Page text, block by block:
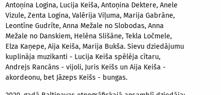
Antoņina Logina, Lucija Keiša, Antoņina Dektere, Anele
Vizule, Zenta Logina, Valērija Viļuma, Marija Gabrāne,
Leontīne Gudrīte, Anna Mežale no Slobodas, Anna
Mežale no Danskiem, Helēna Slišāne, Tekla Ločmele,
Elza Kaņepe, Aija Keiša, Marija Bukša. Sievu dziedājumu
kuplināja muzikanti - Lucija Keiša spēlēja cītaru,
Andrejs Rancāns - vijoli, Juris Keišs un Aija Keiša -
akordeonu, bet Jāzeps Keišs - bungas.